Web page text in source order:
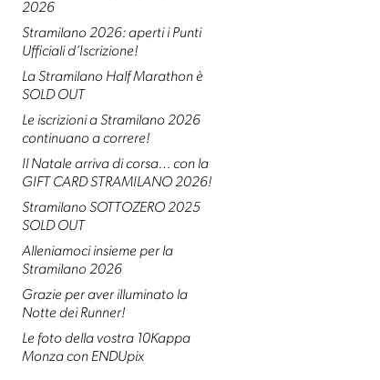
2026
Stramilano 2026: aperti i Punti
Ufficiali d’Iscrizione!
La Stramilano Half Marathon è
SOLD OUT
Le iscrizioni a Stramilano 2026
continuano a correre!
Il Natale arriva di corsa… con la
GIFT CARD STRAMILANO 2026!
Stramilano SOTTOZERO 2025
SOLD OUT
Alleniamoci insieme per la
Stramilano 2026
Grazie per aver illuminato la
Notte dei Runner!
Le foto della vostra 10Kappa
Monza con ENDUpix